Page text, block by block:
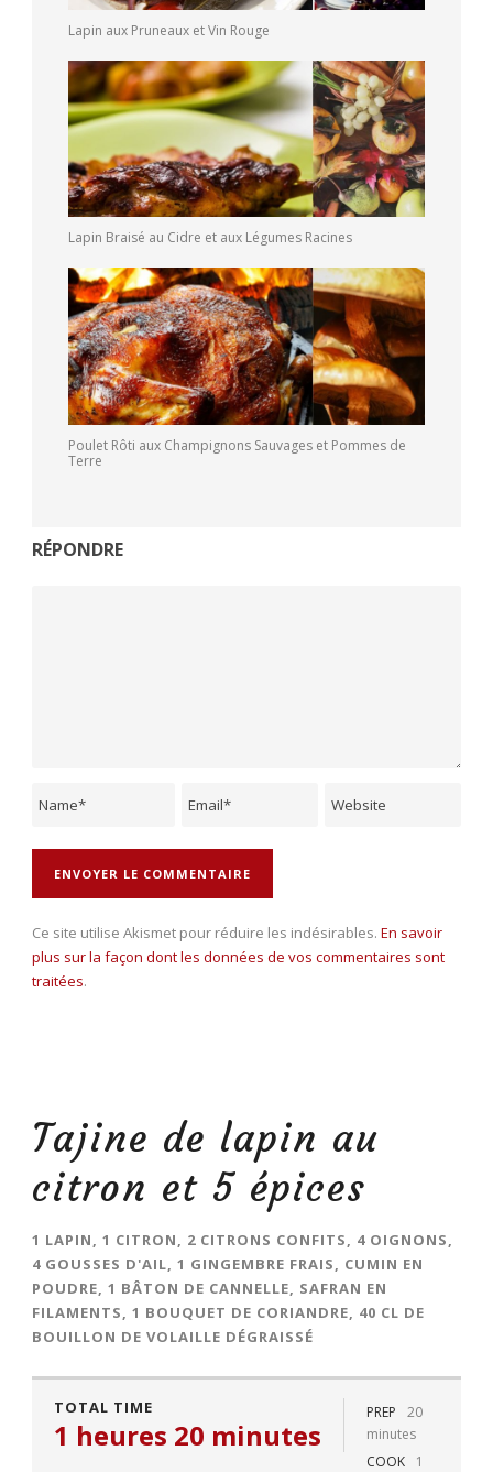
Lapin aux Pruneaux et Vin Rouge
Lapin Braisé au Cidre et aux Légumes Racines
Poulet Rôti aux Champignons Sauvages et Pommes de
Terre
RÉPONDRE
Ce site utilise Akismet pour réduire les indésirables. En savoir
plus sur la façon dont les données de vos commentaires sont
traitées.
Tajine de lapin au
citron et 5 épices
1 LAPIN, 1 CITRON, 2 CITRONS CONFITS, 4 OIGNONS,
4 GOUSSES D'AIL, 1 GINGEMBRE FRAIS, CUMIN EN
POUDRE, 1 BÂTON DE CANNELLE, SAFRAN EN
FILAMENTS, 1 BOUQUET DE CORIANDRE, 40 CL DE
BOUILLON DE VOLAILLE DÉGRAISSÉ
TOTAL TIME
1 heures 20 minutes
PREP
20
minutes
COOK
1